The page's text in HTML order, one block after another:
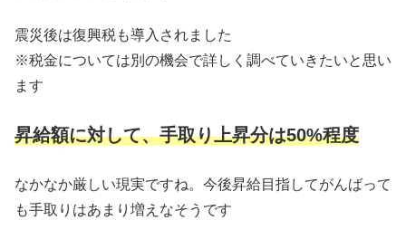
震災後は復興税も導入されました
※税金については別の機会で詳しく調べていきたいと思い
ます
昇給額に対して、手取り上昇分は50%程度
なかなか厳しい現実ですね。今後昇給目指してがんばって
も手取りはあまり増えなそうです